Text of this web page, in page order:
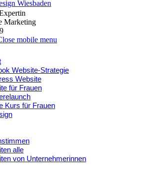
Marketing
mobile menu
Website-Strategie
Website
für Frauen
Kurs für Frauen
alle
von Unternehmerinnen